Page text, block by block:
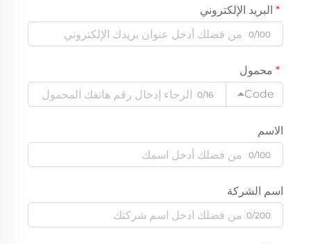
البريد الإلكتروني
0/100
محمول
Code
0/16
الاسم
0/100
اسم الشركة
0/200